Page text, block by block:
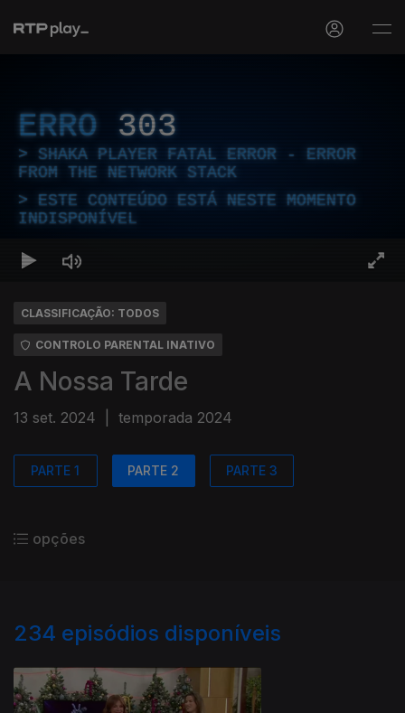
ERRO 303
SHAKA PLAYER FATAL ERROR - ERROR
FROM THE NETWORK STACK
ESTE CONTEÚDO ESTÁ NESTE MOMENTO
INDISPONÍVEL
CLASSIFICAÇÃO: TODOS
CONTROLO PARENTAL INATIVO
A Nossa Tarde
13 set. 2024 temporada 2024
PARTE 1 PARTE 2 PARTE 3
opções
234 episódios disponíveis